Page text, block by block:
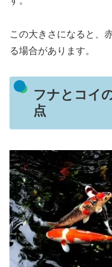
この大きさになると、
る場合があります。
フナとコイ
点